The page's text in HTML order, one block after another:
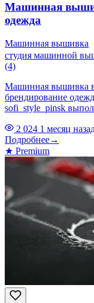
Машинная
одежда
Машинная вышивка
студия машинной
(4)
Машинная вышивка
брендирование
sofi_style_pinsk
2 024 1 месяц
Подробнее→
★ Premium